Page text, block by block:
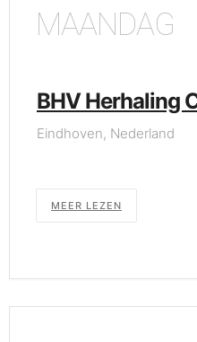
MAANDAG
BHV Herhaling
Eindhoven, Nederland
MEER LEZEN